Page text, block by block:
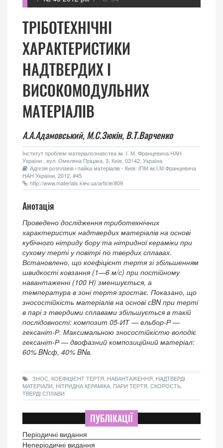
ТРІБОТЕХНІЧНІ
ХАРАКТЕРИСТИКИ
НАДТВЕРДИХ І
ВИСОКОМОДУЛЬНИХ
МАТЕРІАЛІВ
А.А.Адамовський, М.С.Зюкін, В.Т.Варченко
Інститут проблем матеріалознавства ім. І. М. Францевича НАН
України , вул. Омеляна Пріцака, 3, Київ, 03142, Україна
Адгезія розплавів і пайка матеріалів - Київ: ІПМ ім.І.М.Францевича
НАН України, 2012, #45
http://www.materials.kiev.ua/article/809
Анотація
Проведено дослідження триботехнічних
характеристик надтвердих матеріалів на основі
кубічного нітриду бору та нітридної кераміки при
сухому терті у повітрі по твердих сплавах.
Встановлено, що коефіцієнт тертя зі збільшенням
швидкості ковзання (1—6 м/с) при постійному
навантаженні (100 Н) зменшується, а
температура в зоні тертя зростає. Показано, що
зносостійкість матеріалів на основі сBN при терті
в парі з твердими сплавами збільшується в такій
послідовності: композит 05-ИТ — ельбор-Р —
гексаніт-Р. Максимальною зносостійкістю володіє
гексаніт-Р — двофазний композиційний матеріал:
60% BNсф, 40% BNв.
ЗНОС, КОЕФІЦІЄНТ ТЕРТЯ, НАВАНТАЖЕННЯ, НАДТВЕРДІ
МАТЕРІАЛИ, НІТРИДНА КЕРАМІКА, ПАРИ ТЕРТЯ, СКОРОСТЬ,
ТВЕРДІ СПЛАВИ
ПУБЛІКАЦІЇ
Періодичні видання
Неперіодичні видання